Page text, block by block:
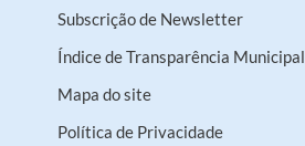
Subscrição de Newsletter
Índice de Transparência Municipal
Mapa do site
Política de Privacidade